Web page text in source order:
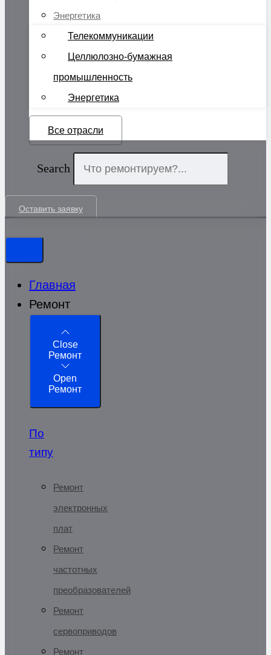
Энергетика
Телекоммуникации
Целлюлозно-бумажная
промышленность
Энергетика
Все отрасли
Search
Оставить заявку
Главная
Ремонт
Close
Ремонт
Open
Ремонт
По
типу
Ремонт
электронных
плат
Ремонт
частотных
преобразователей
Ремонт
сервоприводов
Ремонт